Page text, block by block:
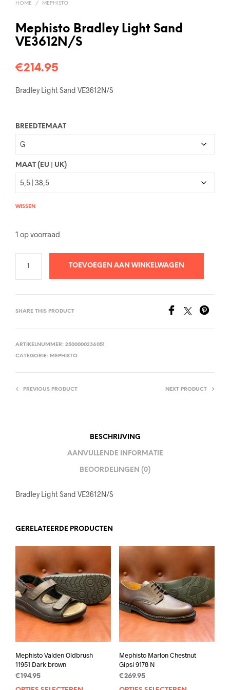
HOME / MEPHISTO
Mephisto Bradley Light Sand
VE3612N/S
€214.95
Bradley Light Sand VE3612N/S
BREEDTEMAAT
MAAT (EU | UK)
WISSEN
1 op voorraad
TOEVOEGEN AAN WINKELWAGEN
SHARE THIS PRODUCT
ARTIKELNUMMER: 2500000236051
CATEGORIE: MEPHISTO
PREVIOUS PRODUCT NEXT PRODUCT
BESCHRIJVING
AANVULLENDE INFORMATIE
BEOORDELINGEN (0)
Bradley Light Sand VE3612N/S
GERELATEERDE PRODUCTEN
Mephisto Valden Oldbrush
11951 Dark brown
€ 194.95
Mephisto Marlon Chestnut
Gipsi 9178 N
€269.95